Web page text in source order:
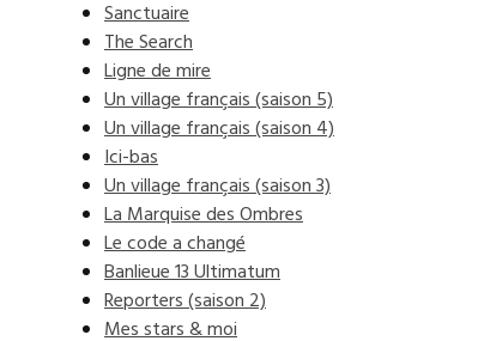
Sanctuaire
The Search
Ligne de mire
Un village français (saison 5)
Un village français (saison 4)
Ici-bas
Un village français (saison 3)
La Marquise des Ombres
Le code a changé
Banlieue 13 Ultimatum
Reporters (saison 2)
Mes stars & moi